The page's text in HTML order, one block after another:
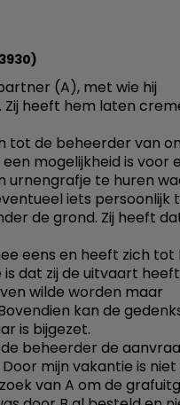
(A), met wie hij
heeft hem laten
tot de beheerder van
mogelijkheid is voor
urnengrafje te huren
iets persoonlijk
de grond. Zij heeft
eens en heeft zich tot
dat zij de uitvaart heeft
wilde worden maar
kan de
is bijgezet.
beheerder de
mijn vakantie is
van A om de